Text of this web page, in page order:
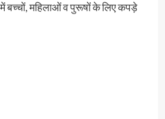
बच्चों, महिलाओं व पुरूषों के लिए कपड़े